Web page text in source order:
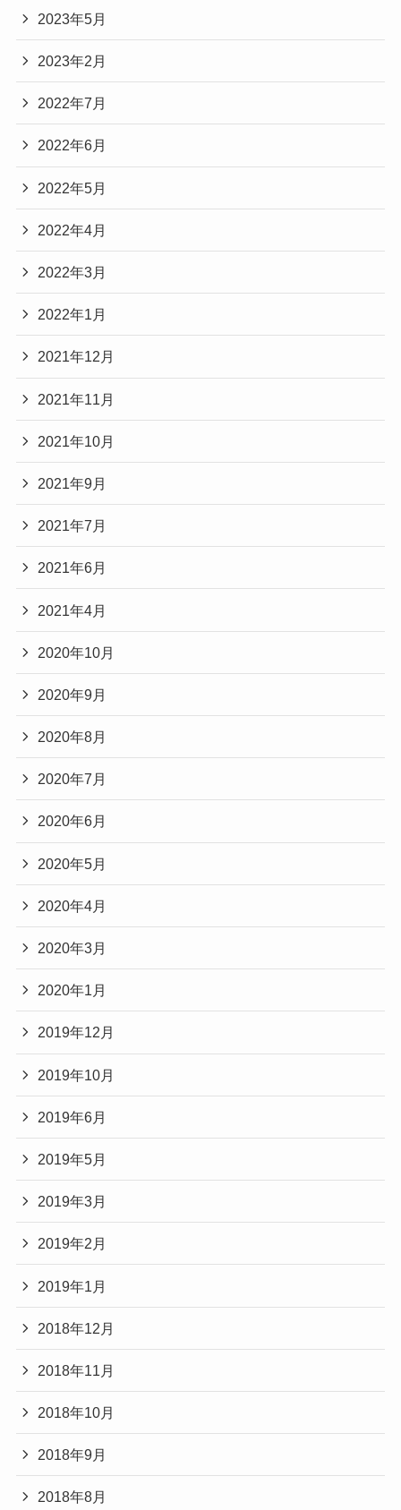
2023年5月
2023年2月
2022年7月
2022年6月
2022年5月
2022年4月
2022年3月
2022年1月
2021年12月
2021年11月
2021年10月
2021年9月
2021年7月
2021年6月
2021年4月
2020年10月
2020年9月
2020年8月
2020年7月
2020年6月
2020年5月
2020年4月
2020年3月
2020年1月
2019年12月
2019年10月
2019年6月
2019年5月
2019年3月
2019年2月
2019年1月
2018年12月
2018年11月
2018年10月
2018年9月
2018年8月